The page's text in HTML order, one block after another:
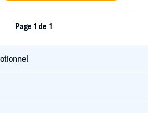
Page 1 de 1